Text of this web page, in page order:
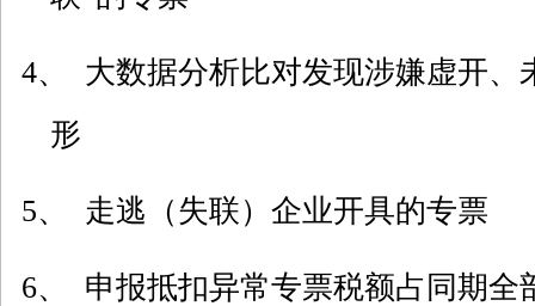
4、 大数据分析比对发现涉嫌虚开、
形
5、 走逃（失联）企业开具的专票
6、 申报抵扣异常专票税额占同期全